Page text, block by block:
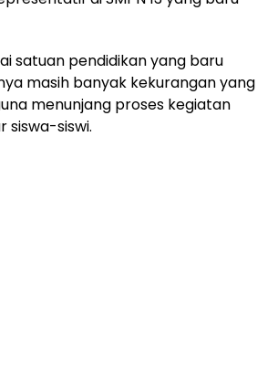
satuan pendidikan yang baru
masih banyak kekurangan yang
menunjang proses kegiatan
siswa-siswi.